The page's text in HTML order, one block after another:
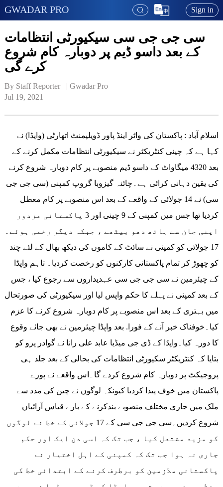
GWADAR PRO Sign in
سی جی جی سی سیکیورٹی انتظامات
کے بعد داسو ڈیم پر دوبارہ کام شروع
کرے گی
By Staff Reporter   | Gwadar Pro
Jul 19, 2021
اسلام آباد : پاکستان کی واٹر اینڈ پاور ڈویلپمنٹ اتھارٹی (واپڈا) نے
کہا ہے کہ چینی کنٹریکٹر نے سیکیورٹی انتظامات مکمل کرنے کے
بعد 4320 میگاواٹ کے داسو ڈیم منصوبے پر کام دوبارہ شروع کرنے
کی یقین دہانی کرائی ہے۔چائنہ گیزوبا گروپ کمپنی (سی جی جی
سی) نے 14 جولائی کے واقعے کے بعد اس منصوبے پر کام معطل
کردیا تھا جس میں کمپنی کے 9 چینی اور 3 پاکستانی مزدور
اپنی جان سے ہاتھ دھو بیٹھے ، جبکہ دیگر زخمی ہوئے۔
17 جولائی کو کمپنی نے سائٹ کے کاموں کی دیکھ بھال کے لئے چند
کو چھوڑ کر تمام پاکستانی کارکنوں کو رخصت کردیا۔ تاہم واپڈا
کے چیئرمین نے سی جی جی سی عہدیداروں سے رجوع کیا ، جس
کے بعد کمپنی نے پہلے کا حکم واپس لیا اور سیکیورٹی کی صورتحال
میں بہتری کے بعد اس منصوبے پر کام دوبارہ شروع کرنے کا عزم
کیا۔خوفناک خبر آنے کے فورا. بعد واپڈا چیئرمین نے بھی جائے وقوع
کا دورہ کیا۔واپڈا کے ڈی جی میڈیا عابد علی رانا نے گوادر پرو کو
بتایا کہ کنٹریکٹر سکیورٹی انتظامات کی بحالی کے بعد جلد ہی
پروجیکٹ پر دوبارہ کام شروع کردے گا۔اس واقعے نے پورے
پاکستان میں خوف پیدا کردیا کیونکہ لوگوں نے چین کی مدد سے
ملک میں جاری مختلف منصوبے بندکرنے کے بارے قیاس آرائیاں
شروع کردیں۔سی جی جی سی کے 17 جولائی کے خط نے لوگوں
کو مزید مشتعل کیا ، جب تک کہ اسی دن ایک اور حکم
جاری نہ ہوا جب تک کہ کمپنی کے اہل اختیار نے
پاکستانی ملازمین کو برطرف کرنے کے ابتدائی خط کی